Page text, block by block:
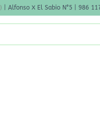
) | Alfonso X El Sabio N°5 | 986